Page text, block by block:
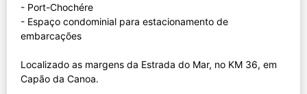
- Port-Chochére
- Espaço condominial para estacionamento de
embarcações
Localizado as margens da Estrada do Mar, no KM 36, em
Capão da Canoa.